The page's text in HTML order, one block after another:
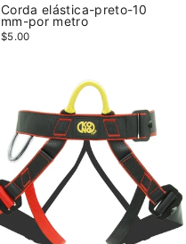
Corda elástica-preto-10
mm-por metro
$5.00